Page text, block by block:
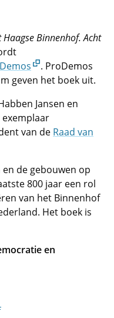
Haagse Binnenhof. Acht
. ProDemos
geven het boek uit.
Jansen en
van de Raad van
de gebouwen op
800 jaar een rol
van het Binnenhof
Het boek is
en